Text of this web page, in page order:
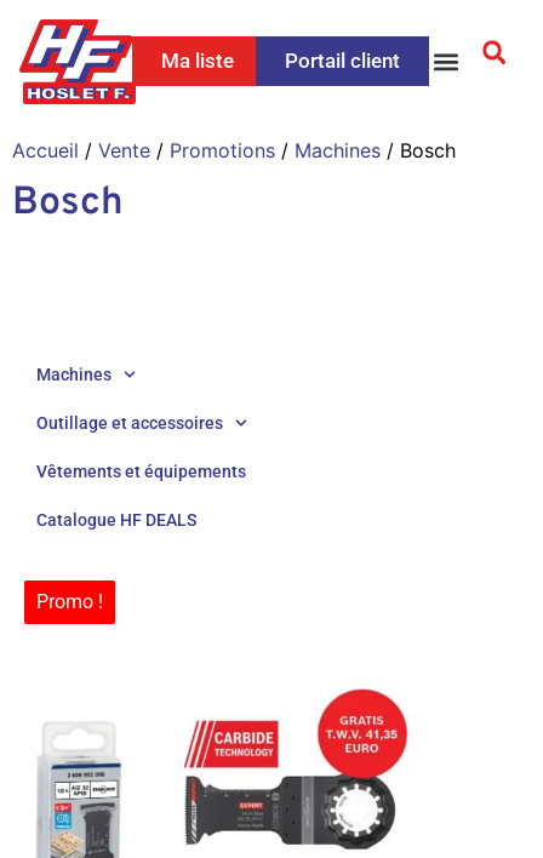
Ma liste Portail client
Accueil / Vente / Promotions / Machines / Bosch
Bosch
Machines
Outillage et accessoires
Vêtements et équipements
Catalogue HF DEALS
Promo !